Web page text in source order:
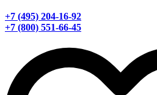
+7 (495) 204-16-92
+7 (800) 551-66-45